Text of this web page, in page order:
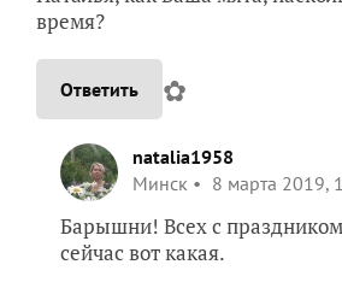
время?
Ответить ✿
natalia1958
Минск
8 марта 2019,
Барышни! Всех с
сейчас вот какая.